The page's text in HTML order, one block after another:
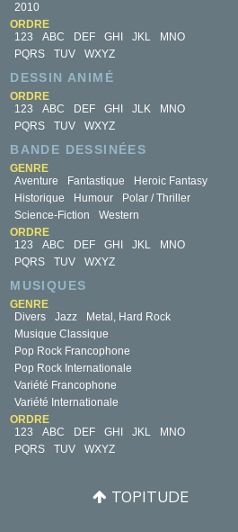
2010
ORDRE
123
ABC DEF GHI JKL
MNO
PQRS
TUV WXYZ
DESSIN ANIMÉ
ORDRE
123
ABC DEF GHI JLK
MNO
PQRS
TUV WXYZ
BANDE DESSINÉES
GENRE
Aventure
Fantastique
Heroic Fantasy
Historique
Humour
Polar / Thriller
Science-Fiction
Western
ORDRE
123
ABC DEF GHI JKL
MNO
PQRS
TUV WXYZ
MUSIQUES
GENRE
Divers
Jazz
Metal, Hard Rock
Musique Classique
Pop Rock Francophone
Pop Rock Internationale
Variété Francophone
Variété Internationale
ORDRE
123
ABC DEF GHI JKL
MNO
PQRS
TUV WXYZ
TOPITUDE